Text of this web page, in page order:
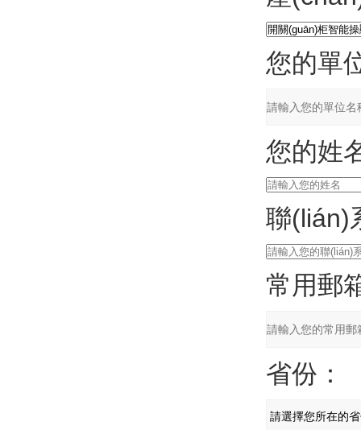
您的單
您的姓
聯(lián)
常用郵
省份：